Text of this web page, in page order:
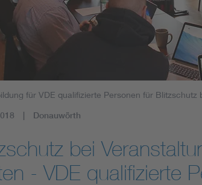
für VDE qualifizierte Personen für
Donauwörth
bei
- VDE qualifizierte